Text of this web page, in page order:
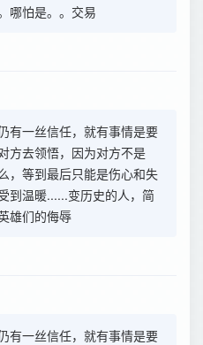
哪怕是。。交易
有一丝信任，就有事情是要
方去领悟，因为对方不是
，等到最后只能是伤心和失
到温暖......变历史的人，简
雄们的侮辱
有一丝信任，就有事情是要